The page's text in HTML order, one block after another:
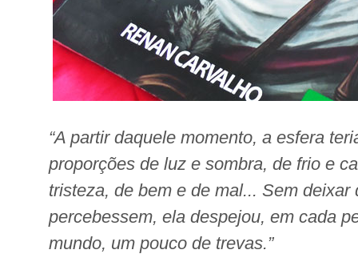
“A partir daquele momento, a esfera
proporções de luz e sombra, de frio e
tristeza, de bem e de mal... Sem deixar
percebessem, ela despejou, em cada
mundo, um pouco de trevas.”